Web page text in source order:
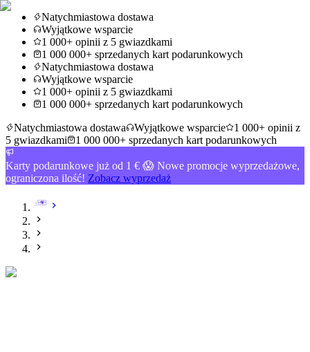
Natychmiastowa dostawa
Wyjątkowe wsparcie
1 000+ opinii z 5 gwiazdkami
1 000 000+ sprzedanych kart podarunkowych
Natychmiastowa dostawa
Wyjątkowe wsparcie
1 000+ opinii z 5 gwiazdkami
1 000 000+ sprzedanych kart podarunkowych
Natychmiastowa dostawa
Wyjątkowe wsparcie
1 000+ opinii z
5 gwiazdkami
1 000 000+ sprzedanych kart podarunkowych
Karty podarunkowe już od 1 € 😱 Nowe promocje wyprzedażowe,
ograniczona ilość! Zobacz wyprzedaż